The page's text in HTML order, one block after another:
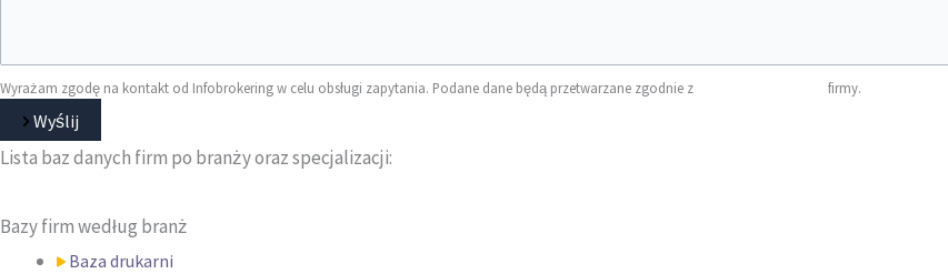
Wyrażam zgodę na kontakt od Infobrokering w celu obsługi zapytania. Podane dane będą przetwarzane zgodnie z firmy.
Wyślij
Lista baz danych firm po branży oraz specjalizacji:
Bazy firm według branż
Baza drukarni